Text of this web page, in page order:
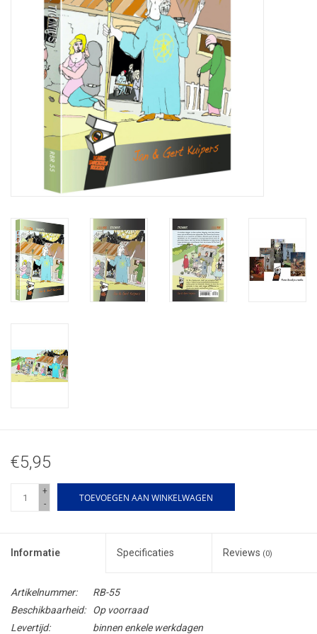
€5,95
+
-
TOEVOEGEN AAN WINKELWAGEN
Informatie Specificaties Reviews (0)
Artikelnummer:
RB-55
Beschikbaarheid:
Op voorraad
Levertijd:
binnen enkele werkdagen